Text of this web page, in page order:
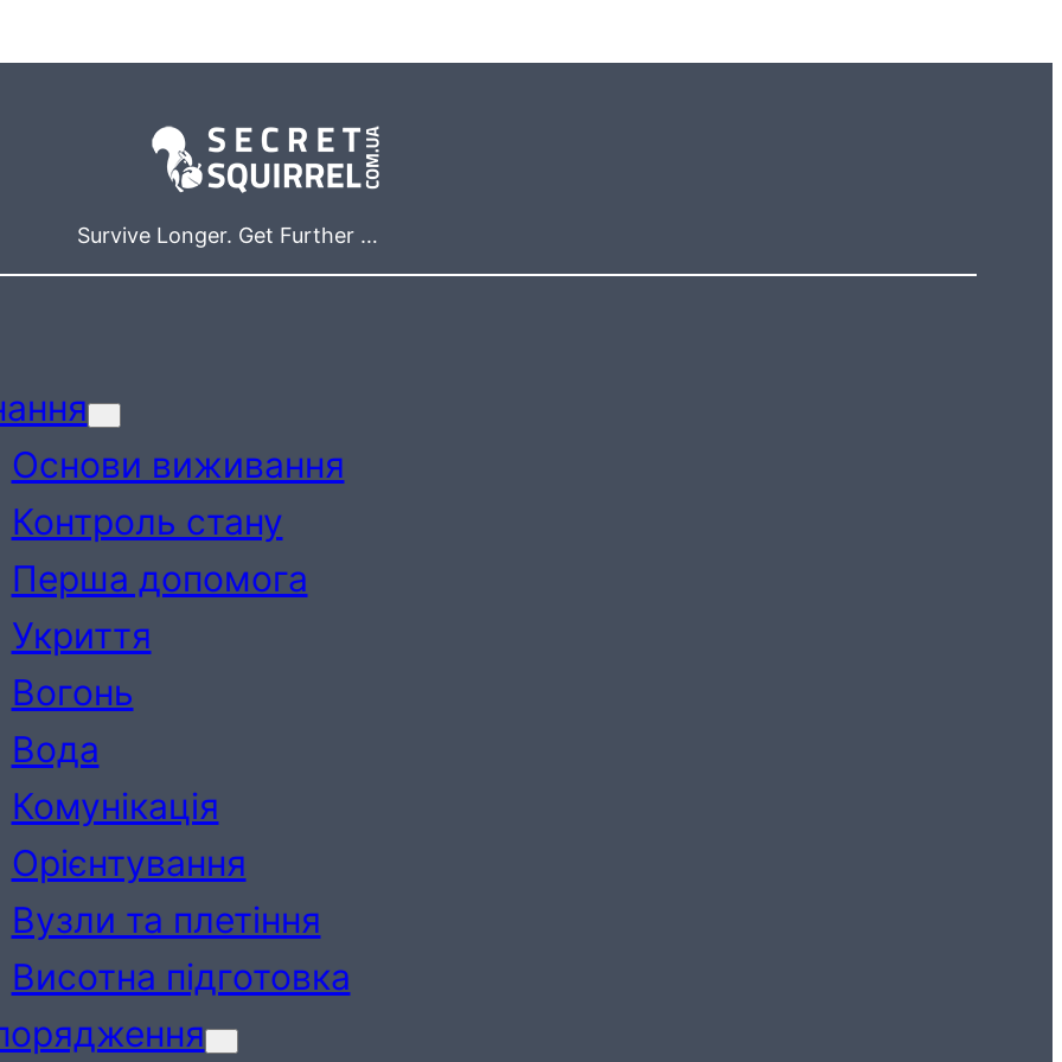
Survive Longer. Get Further …
Основи виживання
Контроль стану
Перша допомога
Укриття
Вогонь
Вода
Комунікація
Орієнтування
Вузли та плетіння
Висотна підготовка